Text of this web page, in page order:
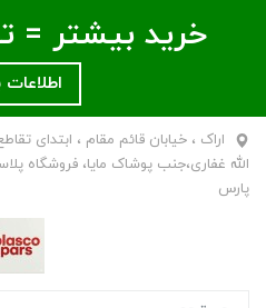
خرید بیشتر =
اراک ، خیابان قائم مقام ، ابتدای
الله غفاری،جنب پوشاک مایا، فروشگاه
پارس